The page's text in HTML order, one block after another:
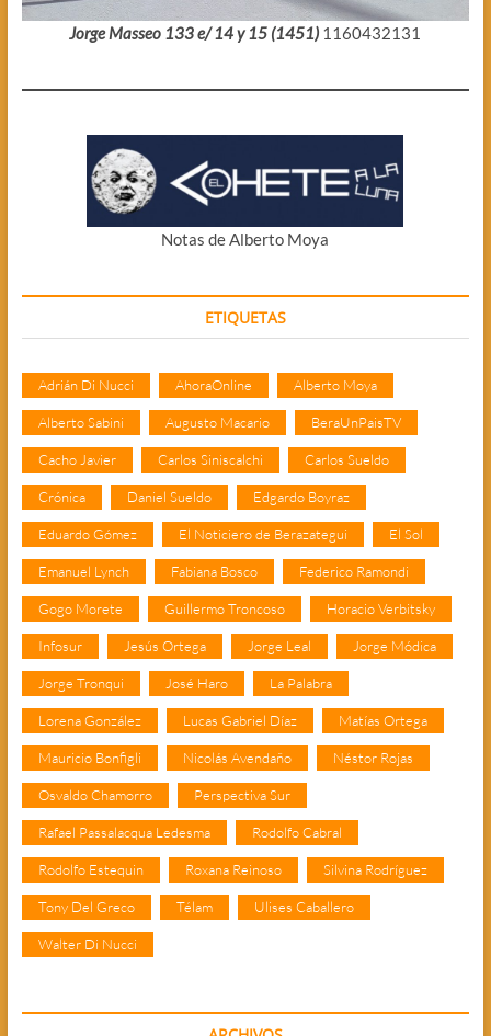
Jorge Masseo 133 e/ 14 y 15 (1451) 1160432131
Notas de Alberto Moya
ETIQUETAS
Adrián Di Nucci AhoraOnline Alberto Moya
Alberto Sabini Augusto Macario BeraUnPaisTV
Cacho Javier Carlos Siniscalchi Carlos Sueldo
Crónica Daniel Sueldo Edgardo Boyraz
Eduardo Gómez El Noticiero de Berazategui El Sol
Emanuel Lynch Fabiana Bosco Federico Ramondi
Gogo Morete Guillermo Troncoso Horacio Verbitsky
Infosur Jesús Ortega Jorge Leal Jorge Módica
Jorge Tronqui José Haro La Palabra
Lorena González Lucas Gabriel Díaz Matías Ortega
Mauricio Bonfigli Nicolás Avendaño Néstor Rojas
Osvaldo Chamorro Perspectiva Sur
Rafael Passalacqua Ledesma Rodolfo Cabral
Rodolfo Estequin Roxana Reinoso Silvina Rodríguez
Tony Del Greco Télam Ulises Caballero
Walter Di Nucci